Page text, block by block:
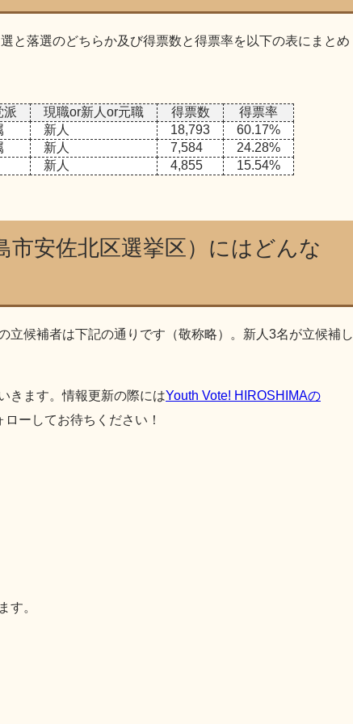
と落選のどちらか及び得票数と得票率を以下の表にまとめ
派 現職or新人or元職 得票数
得票率
新人 18,793
60.17%
新人 7,584
24.28%
新人 4,855 15.54%
市安佐北区選挙区）にはどんな
立候補者は下記の通りです（敬称略）。新人3名が立候補し
きます。情報更新の際にはYouth Vote! HIROSHIMAの
ーしてお待ちください！
す。